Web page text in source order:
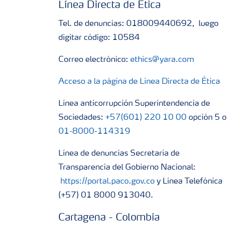
Línea Directa de Ética
Tel. de denuncias: 018009440692, luego
digitar código: 10584
Correo electrónico: ethics@yara.com
Acceso a la página de Línea Directa de Ética
Línea anticorrupción Superintendencia de
Sociedades: +57(601) 220 10 00 opción 5 o
01-8000-114319
Línea de denuncias Secretaría de
Transparencia del Gobierno Nacional:
https://portal.paco.gov.co y Línea Telefónica
(+57) 01 8000 913040.
Cartagena - Colombia